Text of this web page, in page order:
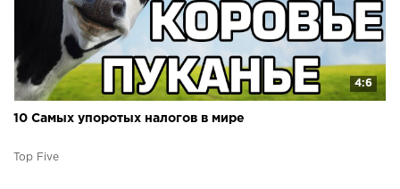
4:6
10 Самых упоротых налогов в мире
Top Five